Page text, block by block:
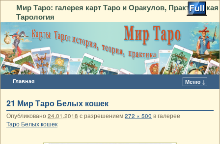
Мир Таро: галерея карт Таро и Оракулов, Практическая
Тарология
Главная Меню ↓
21 Мир Таро Белых кошек
Опубликовано 24.01.2018 с разрешением272 × 500 в галерее
Таро Белых кошек